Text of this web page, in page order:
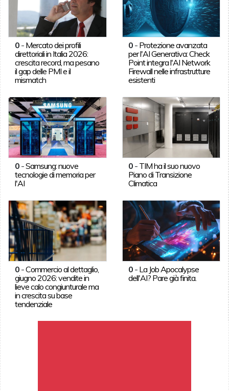
0- Mercato dei profili
direttoriali in Italia 2026:
crescita record, ma pesano
il gap delle PMI e il
mismatch
0 - Protezione avanzata
per l'AI Generativa: Check
Point integra l'AI Network
Firewall nelle infrastrutture
esistenti
0-Samsung: nuove
tecnologie di memoria per
l'AI
0 - TIM ha il suo nuovo
Piano di Transizione
Climatica
0-Commercio al dettaglio,
giugno 2026: vendite in
lieve calo congiunturale ma
in crescita su base
tendenziale
0 - La Job Apocalypse
dell'AI? Pare già finita.